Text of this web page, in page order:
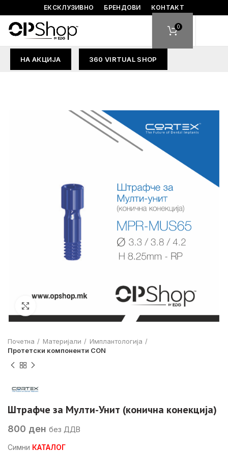
ЕКСКЛУЗИВНО БРЕНДОВИ КОНТАКТ
0
НА АКЦИЈА 360 VIRTUAL SHOP
Почетна Материјали
Имплантологија
Протетски компоненти CON
Штрафче за Мулти-Унит (конична конекција)
800 ден без ДДВ
Симни КАТАЛОГ